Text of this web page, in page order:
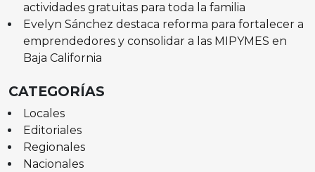
actividades gratuitas para toda la familia
Evelyn Sánchez destaca reforma para fortalecer a
emprendedores y consolidar a las MIPYMES en
Baja California
CATEGORÍAS
Locales
Editoriales
Regionales
Nacionales